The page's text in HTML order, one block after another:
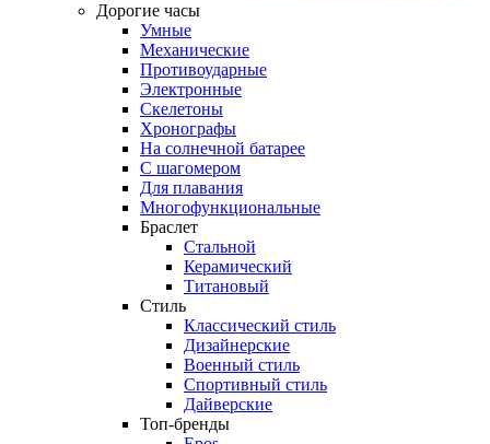
Дорогие часы
Умные
Механические
Противоударные
Электронные
Скелетоны
Хронографы
На солнечной батарее
С шагомером
Для плавания
Многофункциональные
Браслет
Стальной
Керамический
Титановый
Стиль
Классический стиль
Дизайнерские
Военный стиль
Спортивный стиль
Дайверские
Топ-бренды